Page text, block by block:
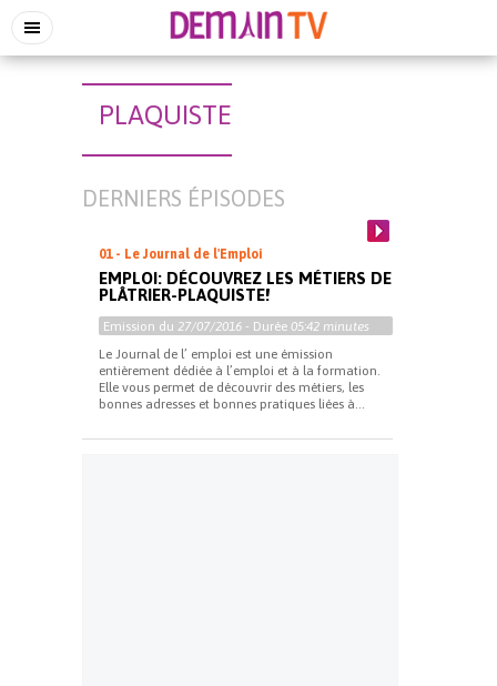
PLAQUISTE
DERNIERS ÉPISODES
01 - Le Journal de l'Emploi
EMPLOI: DÉCOUVREZ LES MÉTIERS DE
PLÂTRIER-PLAQUISTE!
Emission du 27/07/2016 - Durée 05:42 minutes
Le Journal de l’ emploi est une émission
entièrement dédiée à l’emploi et à la formation.
Elle vous permet de découvrir des métiers, les
bonnes adresses et bonnes pratiques liées à...